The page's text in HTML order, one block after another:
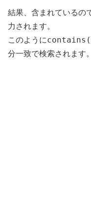
結果、含まれているの
力されます。
このように
分一致で検索されます。